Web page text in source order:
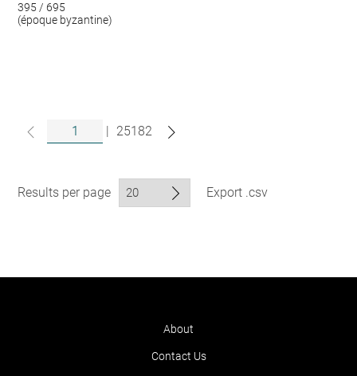
395 / 695
(époque byzantine)
| 25182
Results per page Export .csv
About
Contact Us